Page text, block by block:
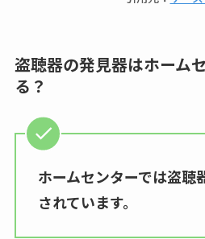
盗聴器の発見器はホーム
る？
ホームセンターでは盗聴
されています。